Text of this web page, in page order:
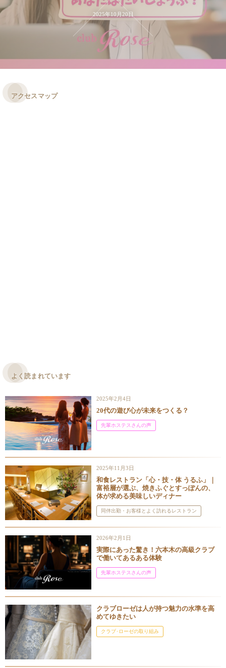
2025年10月20日
アクセスマップ
よく読まれています
2025年2月4日
20代の遊び心が未来をつくる？
先輩ホステスさんの声
2025年11月3日
和食レストラン「心・技・体 うるふ」｜
富裕層が選ぶ、焼きふぐとすっぽんの、
体が求める美味しいディナー
同伴出勤・お客様とよく訪れるレストラン
2026年2月1日
実際にあった驚き！六本木の高級クラブ
で働いてあるある体験
先輩ホステスさんの声
クラブローゼは人が持つ魅力の水準を高
めてゆきたい
クラブ･ローゼの取り組み